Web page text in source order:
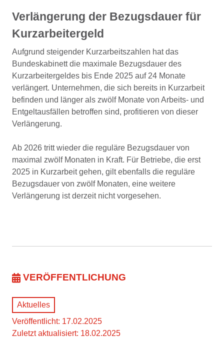
Verlängerung der Bezugsdauer für
Kurzarbeitergeld
Aufgrund steigender Kurzarbeitszahlen hat das
Bundeskabinett die maximale Bezugsdauer des
Kurzarbeitergeldes bis Ende 2025 auf 24 Monate
verlängert. Unternehmen, die sich bereits in Kurzarbeit
befinden und länger als zwölf Monate von Arbeits- und
Entgeltausfällen betroffen sind, profitieren von dieser
Verlängerung.
Ab 2026 tritt wieder die reguläre Bezugsdauer von
maximal zwölf Monaten in Kraft. Für Betriebe, die erst
2025 in Kurzarbeit gehen, gilt ebenfalls die reguläre
Bezugsdauer von zwölf Monaten, eine weitere
Verlängerung ist derzeit nicht vorgesehen.
VERÖFFENTLICHUNG
Aktuelles
Veröffentlicht: 17.02.2025
Zuletzt aktualisiert: 18.02.2025